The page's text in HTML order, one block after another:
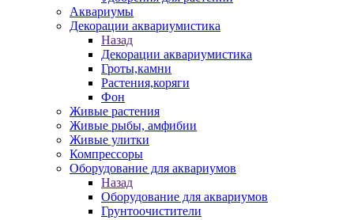
Аквариумы
Декорации аквариумистика
Назад
Декорации аквариумистика
Гроты,камни
Растения,коряги
Фон
Живые растения
Живые рыбы, амфибии
Живые улитки
Компрессоры
Оборудование для аквариумов
Назад
Оборудование для аквариумов
Грунтоочистители